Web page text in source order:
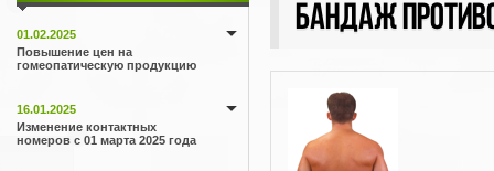
Бандаж
01.02.2025
Повышение цен на
гомеопатическую продукцию
16.01.2025
Изменение контактных
номеров с 01 марта 2025 года